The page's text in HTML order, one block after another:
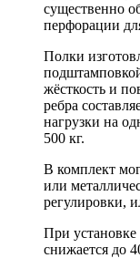
существенно
перфорации
Полки
жёсткость и
ребра
нагрузки на
500 кг.
В комплект
или
регулировки,
При установке
снижается до